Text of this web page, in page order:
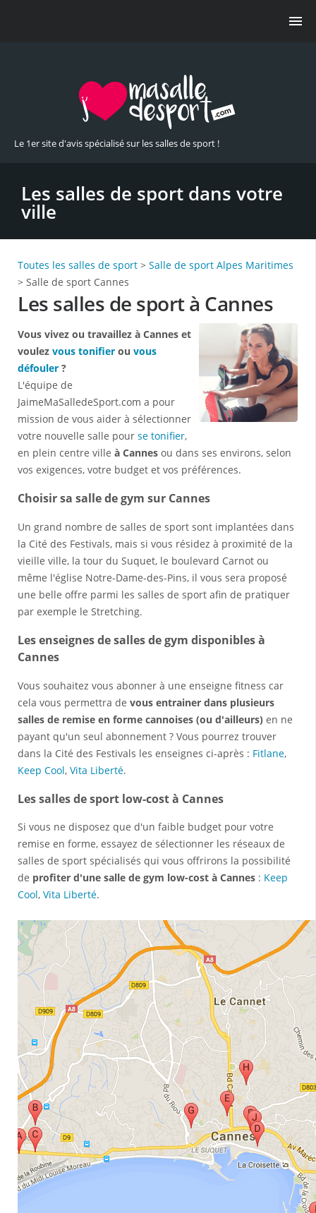
Le 1er site d'avis spécialisé sur les salles de sport !
Les salles de sport dans votre
ville
Toutes les salles de sport > Salle de sport Alpes Maritimes
> Salle de sport Cannes
Les salles de sport à Cannes
Vous vivez ou travaillez à Cannes et
voulez vous tonifier ou vous
défouler ?
L'équipe de
JaimeMaSalledeSport.com a pour
mission de vous aider à sélectionner
votre nouvelle salle pour se tonifier,
en plein centre ville à Cannes ou dans ses environs, selon
vos exigences, votre budget et vos préférences.
Choisir sa salle de gym sur Cannes
Un grand nombre de salles de sport sont implantées dans
la Cité des Festivals, mais si vous résidez à proximité de la
vieille ville, la tour du Suquet, le boulevard Carnot ou
même l'église Notre-Dame-des-Pins, il vous sera proposé
une belle offre parmi les salles de sport afin de pratiquer
par exemple le Stretching.
Les enseignes de salles de gym disponibles à
Cannes
Vous souhaitez vous abonner à une enseigne fitness car
cela vous permettra de vous entrainer dans plusieurs
salles de remise en forme cannoises (ou d'ailleurs) en ne
payant qu'un seul abonnement ? Vous pourrez trouver
dans la Cité des Festivals les enseignes ci-après : Fitlane,
Keep Cool, Vita Liberté.
Les salles de sport low-cost à Cannes
Si vous ne disposez que d'un faible budget pour votre
remise en forme, essayez de sélectionner les réseaux de
salles de sport spécialisés qui vous offrirons la possibilité
de profiter d'une salle de gym low-cost à Cannes : Keep
Cool, Vita Liberté.